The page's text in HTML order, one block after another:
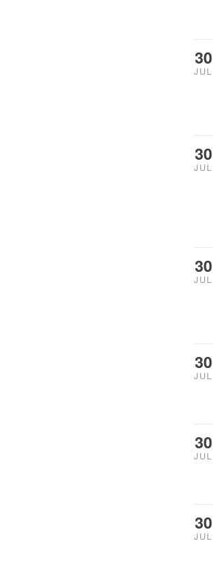
30
JUL
30
JUL
30
JUL
30
JUL
30
JUL
30
JUL